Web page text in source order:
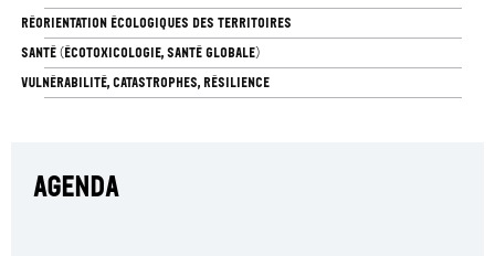
RÉORIENTATION ÉCOLOGIQUES DES TERRITOIRES
SANTÉ (ÉCOTOXICOLOGIE, SANTÉ GLOBALE)
VULNÉRABILITÉ, CATASTROPHES, RÉSILIENCE
AGENDA